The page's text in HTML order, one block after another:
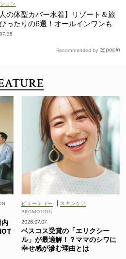
ョン
人の体型カバー水着】リゾート＆旅
ったりの6選！オールインワンも
Recommended by
内
ビューティー スキンケア
2026.07.07
ベスコス受賞の「エリクシー
ル」が最適解！？ママのシワに
幸せ感が滲む理由とは